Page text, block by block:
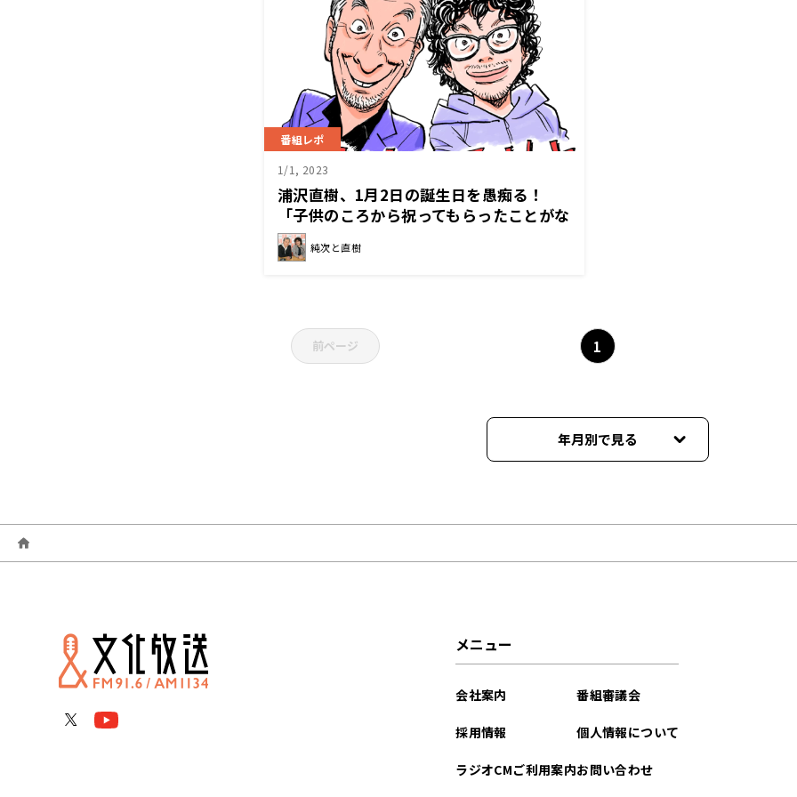
番組レポ
1/1, 2023
浦沢直樹、1月2日の誕生日を愚痴る！
「子供のころから祝ってもらったことがな
い」
純次と直樹
前ページ 1
年月別で見る
2025年07月
2025年06月
メニュー
会社案内
採用情報
ラジオCMご利用案内
番組審議会
個人情報について
お問い合わせ